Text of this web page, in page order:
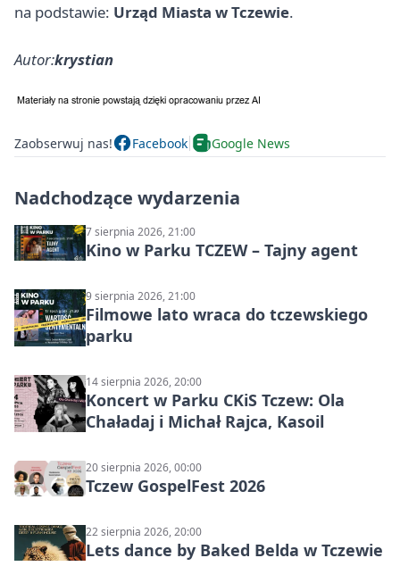
na podstawie: Urząd Miasta w Tczewie.
Autor:krystian
Zaobserwuj nas! Facebook Google News
Nadchodzące wydarzenia
7 sierpnia 2026, 21:00
Kino w Parku TCZEW – Tajny agent
9 sierpnia 2026, 21:00
Filmowe lato wraca do tczewskiego
parku
14 sierpnia 2026, 20:00
Koncert w Parku CKiS Tczew: Ola
Chaładaj i Michał Rajca, Kasoil
20 sierpnia 2026, 00:00
Tczew GospelFest 2026
22 sierpnia 2026, 20:00
Lets dance by Baked Belda w Tczewie